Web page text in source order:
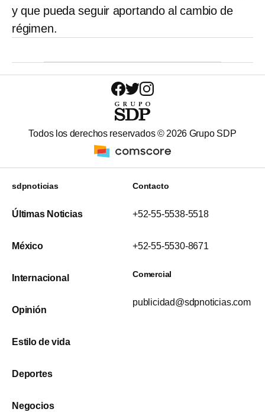
y que pueda seguir aportando al cambio de
régimen.
Todos los derechos reservados © 2026 Grupo SDP
sdpnoticias
Últimas Noticias
México
Internacional
Opinión
Estilo de vida
Deportes
Negocios
Contacto
+52-55-5538-5518
+52-55-5530-8671
Comercial
publicidad@sdpnoticias.com